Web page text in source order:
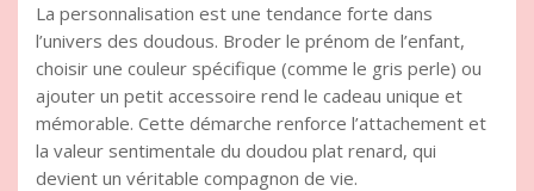
La personnalisation est une tendance forte dans
l’univers des doudous. Broder le prénom de l’enfant,
choisir une couleur spécifique (comme le gris perle) ou
ajouter un petit accessoire rend le cadeau unique et
mémorable. Cette démarche renforce l’attachement et
la valeur sentimentale du doudou plat renard, qui
devient un véritable compagnon de vie.